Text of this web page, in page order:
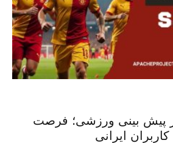
پیش‌ بینی ورزشی؛ فرصت‌
ایرانی